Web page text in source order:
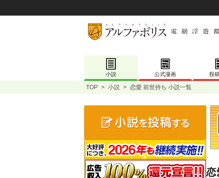
小説 公式漫画 投
TOP > 小説 > 恋愛 前世持ち 小説一覧
恋